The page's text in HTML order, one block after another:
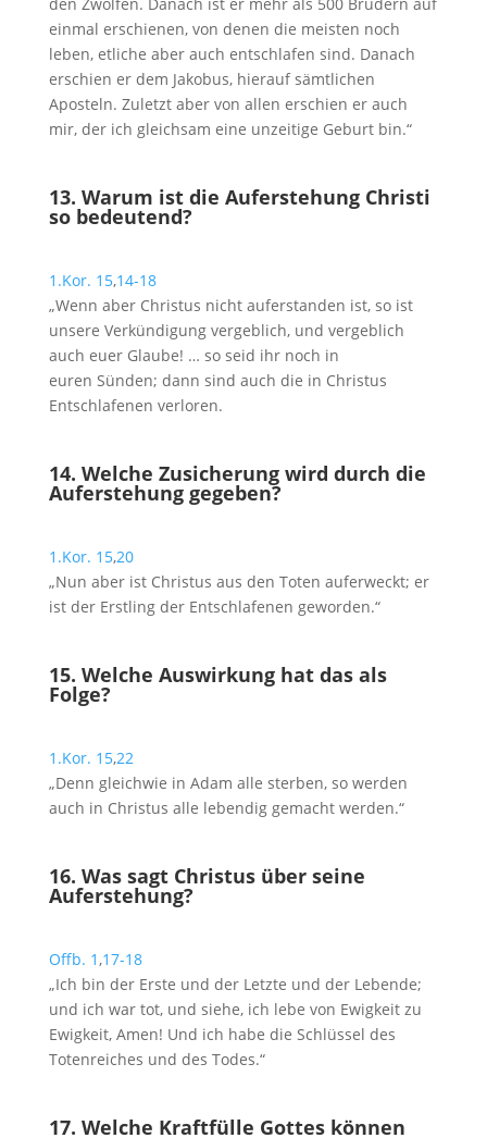
einmal erschienen, von denen die meisten noch
leben, etliche aber auch entschlafen sind. Danach
erschien er dem Jakobus, hierauf sämtlichen
Aposteln. Zuletzt aber von allen erschien er auch
mir, der ich gleichsam eine unzeitige Geburt bin.“
13. Warum ist die Auferstehung Christi
so bedeutend?
1.Kor. 15,14-18
„Wenn aber Christus nicht auferstanden ist, so ist
unsere Verkündigung vergeblich, und vergeblich
auch euer Glaube! … so seid ihr noch in
euren Sünden; dann sind auch die in Christus
Entschlafenen verloren.
14. Welche Zusicherung wird durch die
Auferstehung gegeben?
1.Kor. 15,20
„Nun aber ist Christus aus den Toten auferweckt; er
ist der Erstling der Entschlafenen geworden.“
15. Welche Auswirkung hat das als
Folge?
1.Kor. 15,22
„Denn gleichwie in Adam alle sterben, so werden
auch in Christus alle lebendig gemacht werden.“
16. Was sagt Christus über seine
Auferstehung?
Offb. 1,17-18
„Ich bin der Erste und der Letzte und der Lebende;
und ich war tot, und siehe, ich lebe von Ewigkeit zu
Ewigkeit, Amen! Und ich habe die Schlüssel des
Totenreiches und des Todes.“
17. Welche Kraftfülle Gottes können